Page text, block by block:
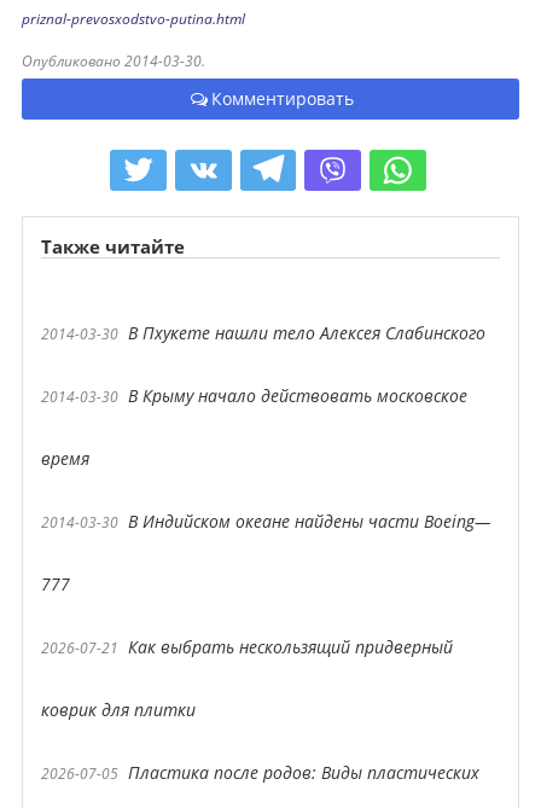
priznal-prevosxodstvo-putina.html
Опубликовано 2014-03-30.
Комментировать
Также читайте
2014-03-30 В Пхукете нашли тело Алексея Слабинского
2014-03-30 В Крыму начало действовать московское
время
2014-03-30 В Индийском океане найдены части Boeing—
777
2026-07-21 Как выбрать нескользящий придверный
коврик для плитки
2026-07-05 Пластика после родов: Виды пластических